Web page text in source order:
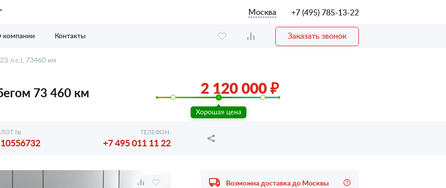
Москва +7 (495) 785-13-22
компании Контакты Заказать звонок
л.с.), 73460 км
73 460 км 2 120 000 ₽
ЛОТ №
10556732
ТЕЛЕФОН:
+7 495 011 11 22
Возможна доставка до Москвы